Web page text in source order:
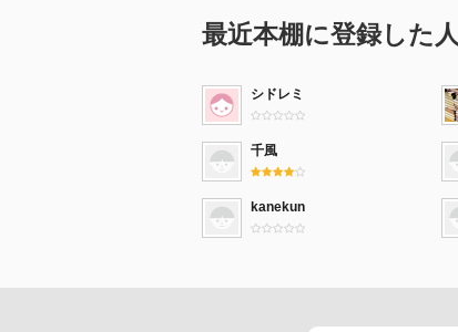
最近本棚に登録した人
シドレミ
千風
kanekun